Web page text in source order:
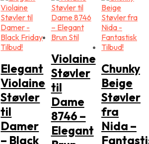
Elegant
Violaine
Støvler
til
Damer
– Black
Violaine
Støvler
til
Dame
8746 –
Elegant
Chunky
Beige
Støvler
fra
Nida –